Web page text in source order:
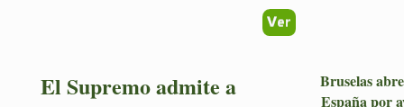
El Supremo admite a
Bruselas
España por